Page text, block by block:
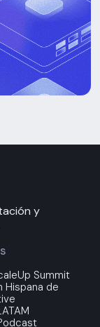
y
Summit
Hispana de